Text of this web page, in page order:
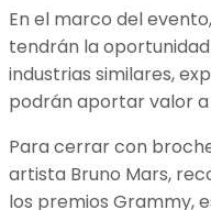
En el marco del
tendrán la
industrias similares,
podrán aportar valor a
Para cerrar con
artista Bruno Mars,
los premios Grammy,